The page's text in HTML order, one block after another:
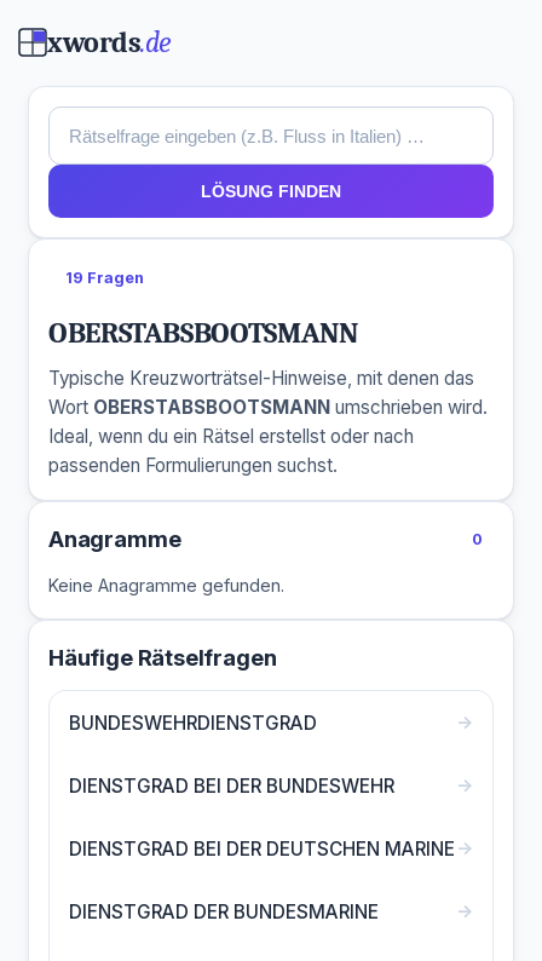
xwords.de
LÖSUNG FINDEN
19 Fragen
OBERSTABSBOOTSMANN
Typische Kreuzworträtsel-Hinweise, mit denen das
Wort OBERSTABSBOOTSMANN umschrieben wird.
Ideal, wenn du ein Rätsel erstellst oder nach
passenden Formulierungen suchst.
Anagramme 0
Keine Anagramme gefunden.
Häufige Rätselfragen
BUNDESWEHRDIENSTGRAD →
DIENSTGRAD BEI DER BUNDESWEHR →
DIENSTGRAD BEI DER DEUTSCHEN MARINE →
DIENSTGRAD DER BUNDESMARINE →